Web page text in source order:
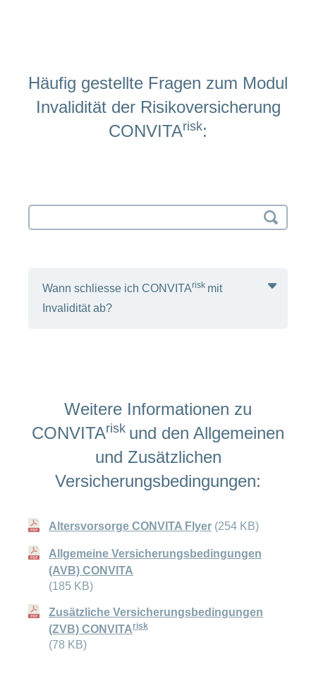
Häufig gestellte Fragen zum Modul
Invalidität der Risikoversicherung
CONVITArisk:
input
Wann schliesse ich CONVITArisk mit
Invalidität ab?
ab 40 % Invaliditätsgrad bezahlt, kommt es bei
CONVITA
bereits bei einem Invaliditätsgrad
Weitere Informationen zu
CONVITArisk und den Allgemeinen
und Zusätzlichen
Versicherungsbedingungen:
Altersvorsorge CONVITA Flyer (254 KB)
Allgemeine Versicherungsbedingungen
(AVB) CONVITA
(185 KB)
Zusätzliche Versicherungsbedingungen
(ZVB) CONVITArisk
(78 KB)